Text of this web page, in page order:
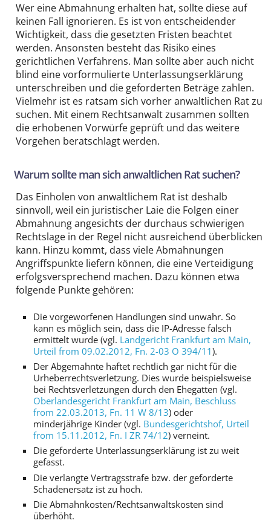
Wer eine Abmahnung erhalten hat, sollte diese auf
keinen Fall ignorieren. Es ist von entscheidender
Wichtigkeit, dass die gesetzten Fristen beachtet
werden. Ansonsten besteht das Risiko eines
gerichtlichen Verfahrens. Man sollte aber auch nicht
blind eine vorformulierte Unterlassungserklärung
unterschreiben und die geforderten Beträge zahlen.
Vielmehr ist es ratsam sich vorher anwaltlichen Rat zu
suchen. Mit einem Rechtsanwalt zusammen sollten
die erhobenen Vorwürfe geprüft und das weitere
Vorgehen beratschlagt werden.
Warum sollte man sich anwaltlichen Rat suchen?
Das Einholen von anwaltlichem Rat ist deshalb
sinnvoll, weil ein juristischer Laie die Folgen einer
Abmahnung angesichts der durchaus schwierigen
Rechtslage in der Regel nicht ausreichend überblicken
kann. Hinzu kommt, dass viele Abmahnungen
Angriffspunkte liefern können, die eine Verteidigung
erfolgsversprechend machen. Dazu können etwa
folgende Punkte gehören:
Die vorgeworfenen Handlungen sind unwahr. So
kann es möglich sein, dass die IP-Adresse falsch
ermittelt wurde (vgl. Landgericht Frankfurt am Main,
Urteil from 09.02.2012, Fn. 2-03 O 394/11).
Der Abgemahnte haftet rechtlich gar nicht für die
Urheberrechtsverletzung. Dies wurde beispielsweise
bei Rechtsverletzungen durch den Ehegatten (vgl.
Oberlandesgericht Frankfurt am Main, Beschluss
from 22.03.2013, Fn. 11 W 8/13) oder
minderjährige Kinder (vgl. Bundesgerichtshof, Urteil
from 15.11.2012, Fn. I ZR 74/12) verneint.
Die geforderte Unterlassungserklärung ist zu weit
gefasst.
Die verlangte Vertragsstrafe bzw. der geforderte
Schadenersatz ist zu hoch.
Die Abmahnkosten/Rechtsanwaltskosten sind
überhöht.